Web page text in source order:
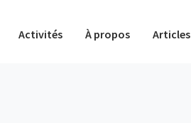
Activités À propos Articles